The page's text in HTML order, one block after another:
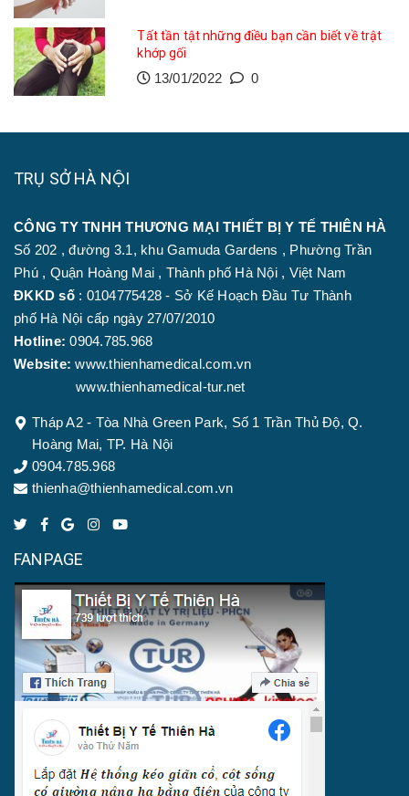
Tất tần tật những điều bạn cần biết về trật
khớp gối
13/01/2022 0
TRỤ SỞ HÀ NỘI
CÔNG TY TNHH THƯƠNG MẠI THIẾT BỊ Y TẾ THIÊN HÀ
Số 202 , đường 3.1, khu Gamuda Gardens , Phường Trần
Phú , Quận Hoàng Mai , Thành phố Hà Nội , Việt Nam
ĐKKD số: 0104775428 - Sở Kế Hoạch Đầu Tư Thành
phố Hà Nội cấp ngày 27/07/2010
Hotline: 0904.785.968
Website:www.thienhamedical.com.vn
www.thienhamedical-tur.net
Tháp A2 - Tòa Nhà Green Park, Số 1 Trần Thủ Độ, Q.
Hoàng Mai, TP. Hà Nội
0904.785.968
thienha@thienhamedical.com.vn
FANPAGE